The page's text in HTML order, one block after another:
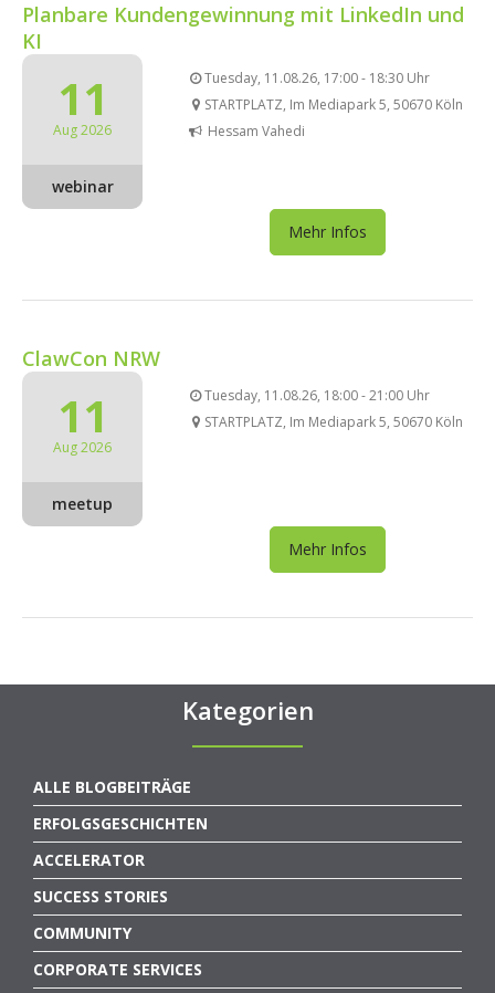
Planbare Kundengewinnung mit LinkedIn und
KI
11
Aug 2026
webinar
Tuesday, 11.08.26, 17:00 - 18:30 Uhr
STARTPLATZ, Im Mediapark 5, 50670 Köln
Hessam Vahedi
Mehr Infos
ClawCon NRW
11
Aug 2026
meetup
Tuesday, 11.08.26, 18:00 - 21:00 Uhr
STARTPLATZ, Im Mediapark 5, 50670 Köln
Mehr Infos
Kategorien
ALLE BLOGBEITRÄGE
ERFOLGSGESCHICHTEN
ACCELERATOR
SUCCESS STORIES
COMMUNITY
CORPORATE SERVICES